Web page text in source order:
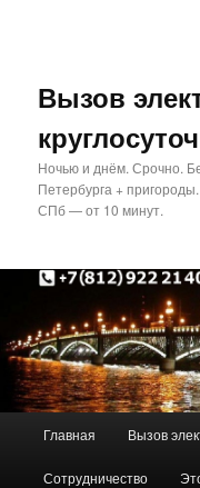
Вызов
Ночью и днём. Срочно.
Петербурга +
СПб — от 10 минут.
Главная Вызов
Сотрудничество